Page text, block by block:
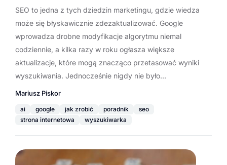
SEO to jedna z tych dziedzin marketingu, gdzie wiedza
może się błyskawicznie zdezaktualizować. Google
wprowadza drobne modyfikacje algorytmu niemal
codziennie, a kilka razy w roku ogłasza większe
aktualizacje, które mogą znacząco przetasować wyniki
wyszukiwania. Jednocześnie nigdy nie było…
Mariusz Piskor
ai google jak zrobić poradnik
seo
strona internetowa
wyszukiwarka